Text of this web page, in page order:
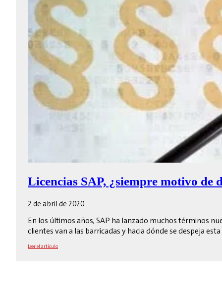
Licencias SAP, ¿siempre motivo de
2 de abril de 2020
En los últimos años, SAP ha lanzado muchos términos
clientes van a las barricadas y hacia dónde se despeja
Leer el artículo